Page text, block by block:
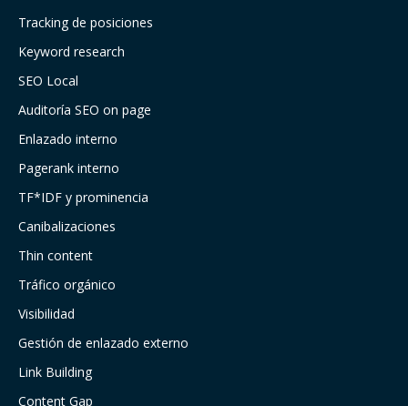
Tracking de posiciones
Keyword research
SEO Local
Auditoría SEO on page
Enlazado interno
Pagerank interno
TF*IDF y prominencia
Canibalizaciones
Thin content
Tráfico orgánico
Visibilidad
Gestión de enlazado externo
Link Building
Content Gap